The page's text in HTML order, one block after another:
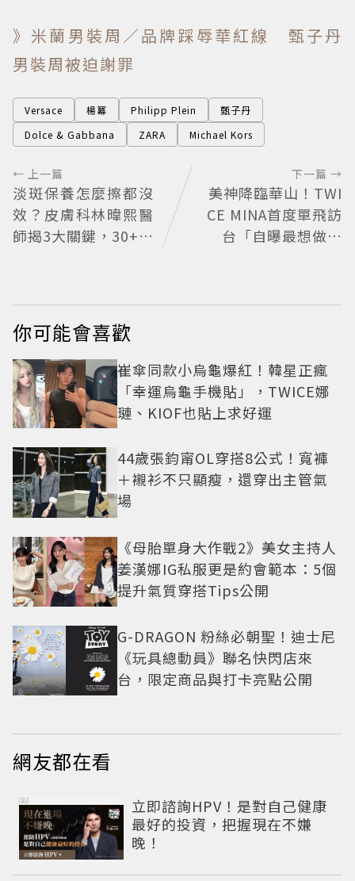
》米蘭男裝周／品牌踩辱華紅線 甄子丹
男裝周被迫謝罪
Versace 楊冪 Philipp Plein
甄子丹
Dolce & Gabbana
ZARA Michael Kors
← 上一篇
淡斑保養怎麼擦都沒
效？皮膚科林暐熙醫
師揭3大關鍵，30+女
下一篇 →
美神降臨華山！TWI
CE MINA首度單飛訪
台「自曝最想做這
你可能會喜歡
崔傘同款小烏龜爆紅！韓星正瘋
「幸運烏龜手機貼」，TWICE娜
璉、KIOF也貼上求好運
44歲張鈞甯OL穿搭8公式！寬褲
＋襯衫不只顯瘦，還穿出主管氣
場
《母胎單身大作戰2》美女主持人
姜漢娜IG私服更是約會範本：5個
提升氣質穿搭Tips公開
G-DRAGON 粉絲必朝聖！迪士尼
《玩具總動員》聯名快閃店來
台，限定商品與打卡亮點公開
網友都在看
立即諮詢HPV！是對自己健康
最好的投資，把握現在不嫌
晚！
PR